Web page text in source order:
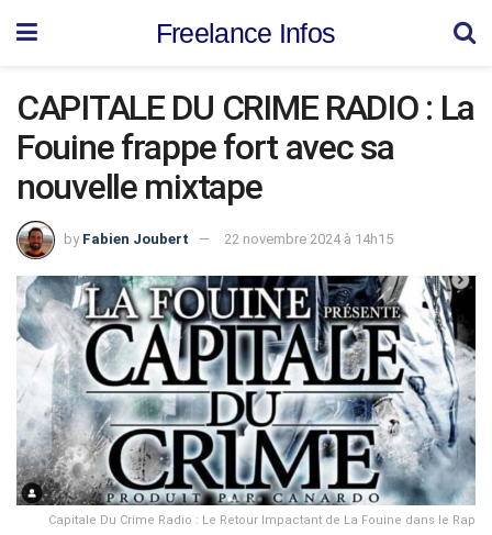
Freelance Infos
CAPITALE DU CRIME RADIO : La
Fouine frappe fort avec sa
nouvelle mixtape
by Fabien Joubert 22 novembre 2024 à 14h15
Capitale Du Crime Radio : Le Retour Impactant de La Fouine dans le Rap